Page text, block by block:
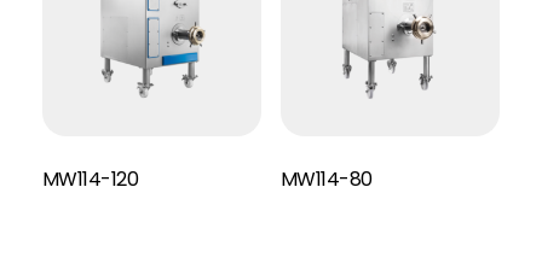
MW114-120 MW114-80